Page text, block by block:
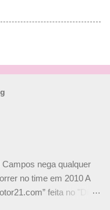
nega qualquer
no time em 2010 A
feita no "Día